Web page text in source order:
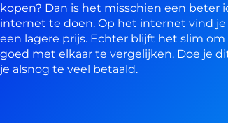
kopen? Dan is het misschien een beter
internet te doen. Op het internet vind
een lagere prijs. Echter blijft het slim
goed met elkaar te vergelijken. Doe je
je alsnog te veel betaald.